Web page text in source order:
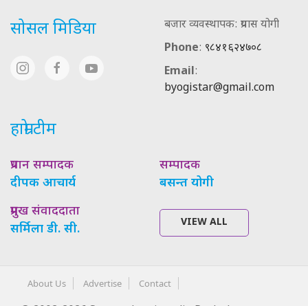
सोसल मिडिया
बजार व्यवस्थापक: प्रयास योगी
Phone: ९८४१६२४७०८
Email:
byogistar@gmail.com
हाम्रो टीम
प्रधान सम्पादक
दीपक आचार्य
सम्पादक
बसन्त योगी
प्रमुख संवाददाता
सर्मिला डी. सी.
VIEW ALL
About Us Advertise Contact